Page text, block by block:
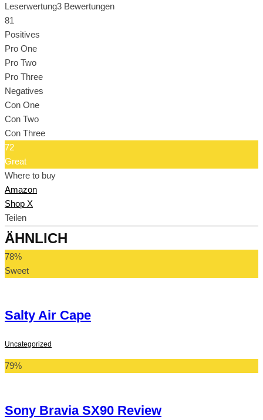
Leserwertung3 Bewertungen
81
Positives
Pro One
Pro Two
Pro Three
Negatives
Con One
Con Two
Con Three
72
Great
Where to buy
Amazon
Shop X
Teilen
ÄHNLICH
78%
Sweet
Salty Air Cape
Uncategorized
79%
Sony Bravia SX90 Review